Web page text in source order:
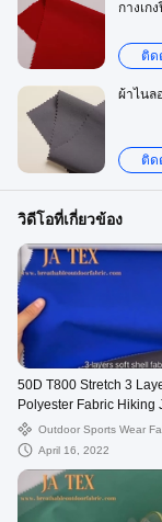
กางเก
ติด
ผ้าไนล
ติด
วิดีโอที่เกี่ยวข้อง
50D T800 Stretch 3
Polyester Fabric Hiking
Outdoor Wear
Outdoor Sports Wear
April 16, 2022